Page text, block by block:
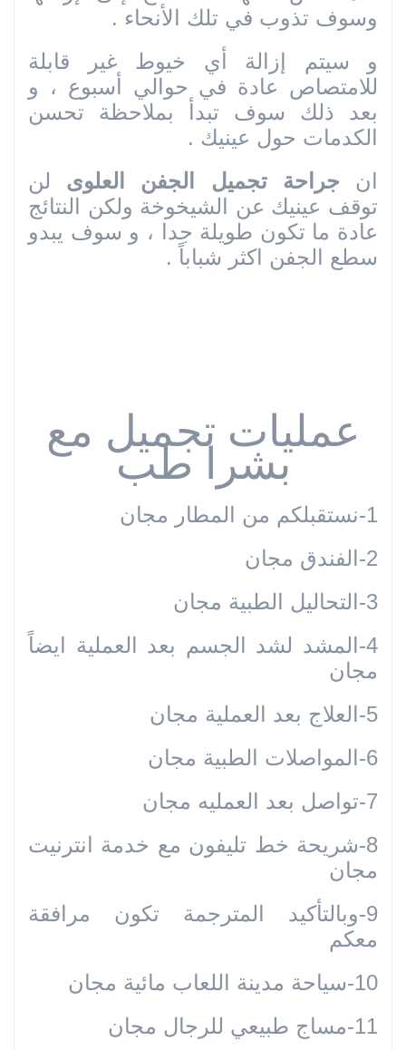
وسوف تذوب في تلك الأنحاء .
و سيتم إزالة أي خيوط غير قابلة
للامتصاص عادة في حوالي أسبوع ، و
بعد ذلك سوف تبدأ بملاحظة تحسن
الكدمات حول عينيك .
ان جراحة تجميل الجفن العلوى لن
توقف عينيك عن الشيخوخة ولكن النتائج
عادة ما تكون طويلة جدا ، و سوف يبدو
سطع الجفن اكثر شباباً .
عملیات تجمیل مع
بشرا طب
1-نستقبلكم من المطار مجان
2-الفندق مجان
3-التحاليل الطبية مجان
4-المشد لشد الجسم بعد العملية ايضاً
مجان
5-العلاج بعد العملية مجان
6-المواصلات الطبية مجان
7-تواصل بعد العمليه مجان
8-شريحة خط تليفون مع خدمة انترنيت
مجان
9-وبالتأكيد المترجمة تكون مرافقة
معكم
10-سياحة مدينة اللعاب مائية مجان
11-مساج طبيعي للرجال مجان